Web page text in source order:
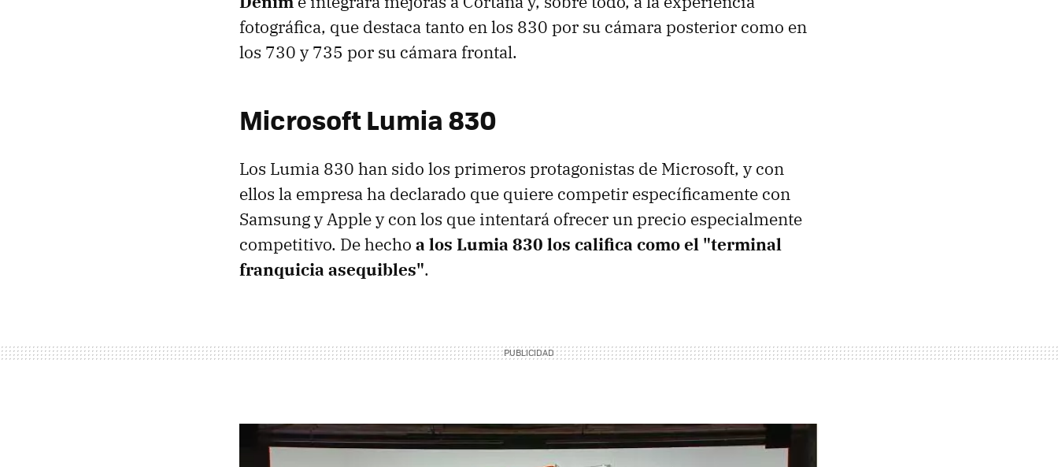
fotográfica, que destaca tanto en los 830 por su cámara posterior como en
los 730 y 735 por su cámara frontal.
Microsoft Lumia 830
Los Lumia 830 han sido los primeros protagonistas de Microsoft, y con
ellos la empresa ha declarado que quiere competir específicamente con
Samsung y Apple y con los que intentará ofrecer un precio especialmente
competitivo. De hecho a los Lumia 830 los califica como el "terminal
franquicia asequibles".